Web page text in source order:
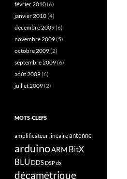
février 2010(6)
janvier 2010(4)
décembre 2009(6)
novembre 2009(5)
octobre 2009(2)
septembre 2009(6)
août 2009(6)
juillet 2009(2)
MOTS-CLEFS
amplificateur linéaireantenne
arduinoARM BitX
BLU DDS DSPdx
décamétrique